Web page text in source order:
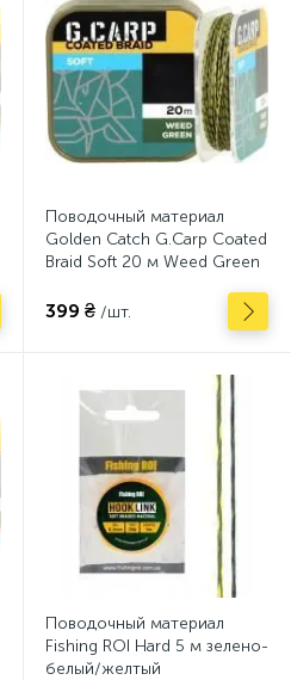
Поводочный материал
Golden Catch G.Carp Coated
Braid Soft 20 м Weed Green
399 ₴ /шт.
Поводочный материал
Fishing ROI Hard 5 м зелено-
белый/желтый